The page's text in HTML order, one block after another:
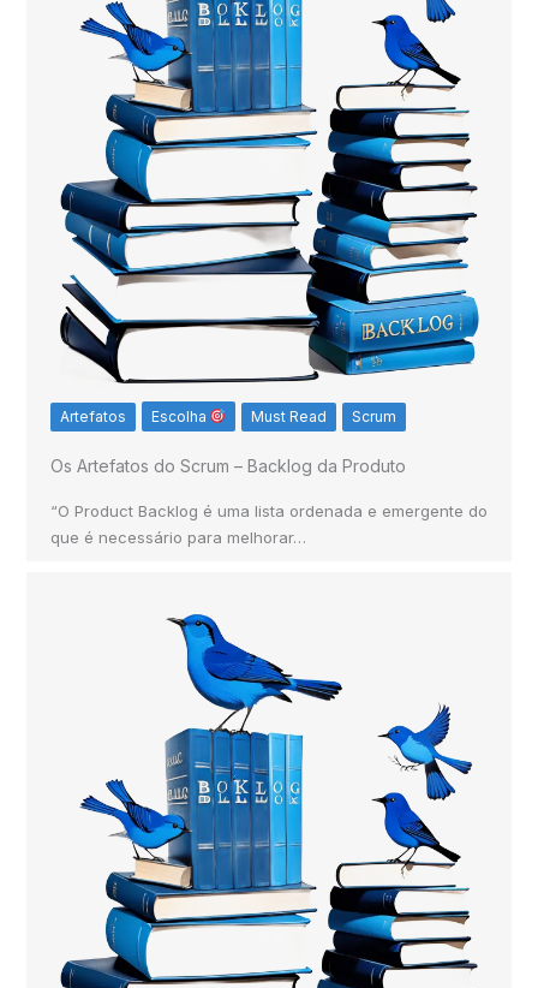
Artefatos Escolha Must Read Scrum
Os Artefatos do Scrum – Backlog da Produto
“O Product Backlog é uma lista ordenada e emergente do
que é necessário para melhorar…